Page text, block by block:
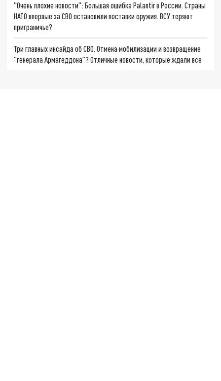
"Очень плохие новости": Большая ошибка Palantir в России. Страны
НАТО впервые за СВО остановили поставки оружия. ВСУ теряют
приграничье?
Три главных инсайда об СВО. Отмена мобилизации и возвращение
"генерала Армагеддона"? Отличные новости, которые ждали все